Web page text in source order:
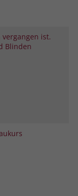
ist.
Blinden